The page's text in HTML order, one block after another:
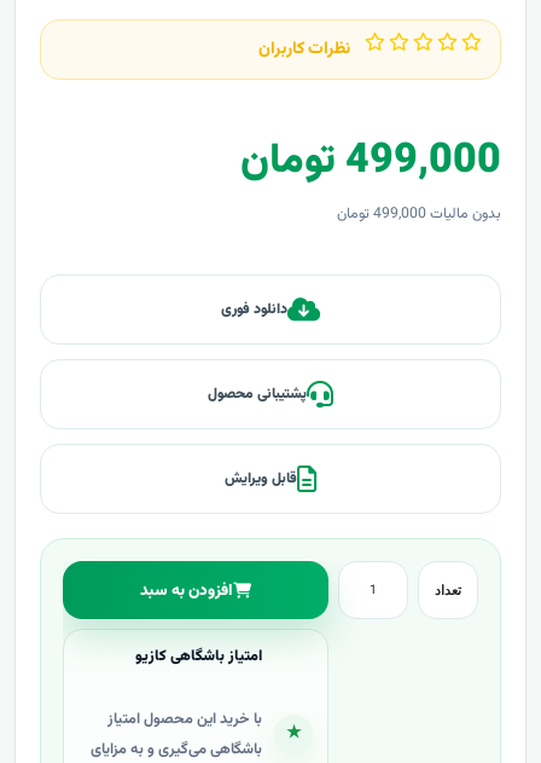
نظرات کاربران
499,000 تومان
بدون مالیات 499,000 تومان
دانلود فوری
پشتیبانی محصول
قابل ویرایش
تعداد افزودن به سبد
★
امتیاز باشگاهی کازیو
با خرید این محصول امتیاز
باشگاهی می‌گیری و به مزایای